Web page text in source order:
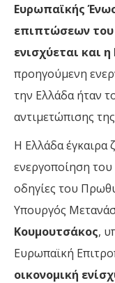
Ευρωπαϊκής
επιπτώσεων του
ενισχύεται και
προηγούμενη
την Ελλάδα ήταν
αντιμετώπισης
Η Ελλάδα έγκαιρα
ενεργοποίηση
οδηγίες του
Υπουργός
Κουμουτσάκος,
Ευρωπαϊκή
οικονομική